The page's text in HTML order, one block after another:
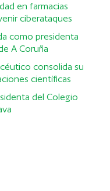
en farmacias
ciberataques
como presidenta
A Coruña
consolida su
científicas
del Colegio